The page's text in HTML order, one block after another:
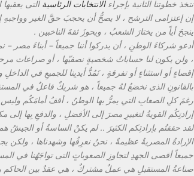
نتخذ خطوتنا الثانية بإجراءالانتخابات الرئاسية التى يعقبها
إن إعتزامى الترشح ، لا يصحُّ أن يحجبَ حقَّ الغير وواجبهِ
ينجحَ أياً من يختارَ الشعبُ ، ويحوزَ ثقةَ الناخبين .
أدعو شركاءَ الوطنِ ، أن يدركوا أننا جميعاً – أبناءَ
، ولن يكون لنا حساباتٌ شخصيةٍ نصفيّها ، أو صراعات
إقصاءٍ أو استثناءٍ أو تفرقةٍ ، نَمُدُّ أيديِنا للجميعِ في
بالقانونِ الذى نخضعُ لهُ جميعاً ، هو شريكٌ فاعلٌ في
رغمَ كلِ الصعابِ التي يمرُّ بها الوطنُ ، أقفُ أمامَكُم
إرادتِكُم القويةُ لتغييرِ مصرَ إلى الأفضلِ ، والدفعِ بِها إلى
لقد حققتُم بإرادتِكم الكثيرَ .. لم يكنْ الساسةُ أو الجيشُ
الإرادةُ المصريةُ عظيمةٌ ، نحنُ نعرِفُها وشهدناها ،
جميعاً أقصى الجهدِ لتجاوزِ الصعوباتٍ التى تواجَهُنا في
صناعةُ المستقبلِ هي عملٌ مشتركٌ ، هي عقدٌ بين الحاكم